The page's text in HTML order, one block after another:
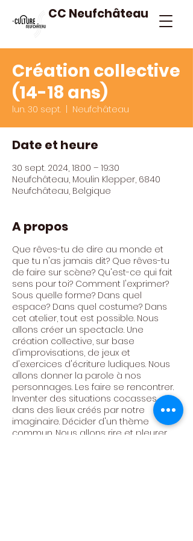
CC Neufchâteau
Création collective
(14-18 ans)
lun. 30 sept. Neufchâteau
Date et heure
30 sept. 2024, 18:00 – 19:30
Neufchâteau, Moulin Klepper, 6840
Neufchâteau, Belgique
A propos
Que rêves-tu de dire au monde et
que tu n'as jamais dit? Que rêves-tu
de faire sur scène? Qu'est-ce qui fait
sens pour toi? Comment l'exprimer?
Sous quelle forme? Dans quel
espace? Dans quel costume? Dans
cet atelier, tout est possible. Nous
allons créer un spectacle. Une
création collective, sur base
d'improvisations, de jeux et
d'exercices d'écriture ludiques. Nous
allons donner la parole à nos
personnages. Les faire se rencontrer.
Inventer des situations cocasses,
dans des lieux créés par notre
imaginaire. Décider d'un thème
commun. Nous allons rire et pleurer.